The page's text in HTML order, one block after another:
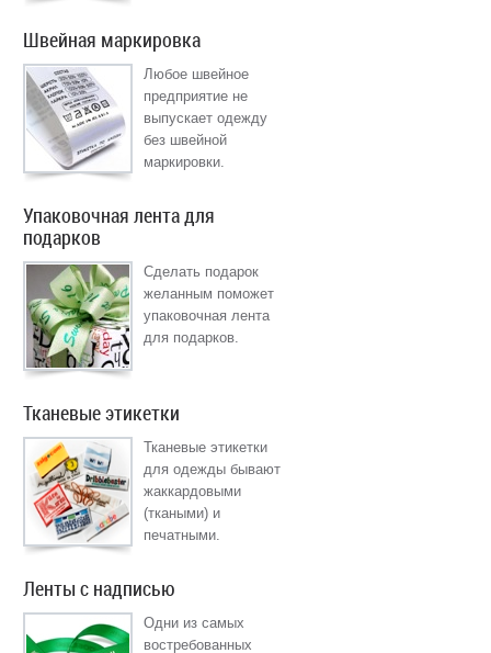
Швейная маркировка
Любое швейное
предприятие не
выпускает одежду
без швейной
маркировки.
Упаковочная лента для
подарков
Сделать подарок
желанным поможет
упаковочная лента
для подарков.
Тканевые этикетки
Тканевые этикетки
для одежды бывают
жаккардовыми
(ткаными) и
печатными.
Ленты с надписью
Одни из самых
востребованных